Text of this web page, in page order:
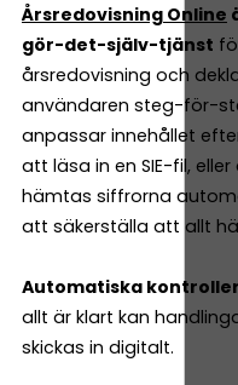
Årsredovisning Online
gör-det-själv-tjänst
årsredovisning och
användaren steg-för-
anpassar innehållet
att läsa in en SIE-fil,
hämtas siffrorna
att säkerställa att allt
Automatiska
allt är klart kan
skickas in digitalt.